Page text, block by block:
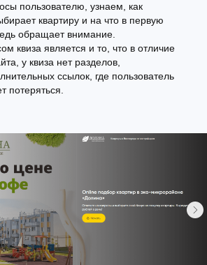
пользователю, узнаем, как
квартиру и на что в первую
обращает внимание.
квиза является и то, что в отличие
у квиза нет разделов,
ссылок, где пользователь
потеряться.